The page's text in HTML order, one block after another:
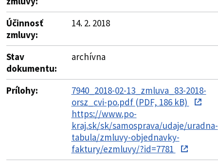
Účinnosť
zmluvy:
14. 2. 2018
Stav
dokumentu:
archívna
Prílohy:
7940_2018-02-13_zmluva_83-2018-
orsz_cvi-po.pdf (PDF, 186 kB)
https://www.po-
kraj.sk/sk/samosprava/udaje/uradna-
tabula/zmluvy-objednavky-
faktury/ezmluvy/?id=7781